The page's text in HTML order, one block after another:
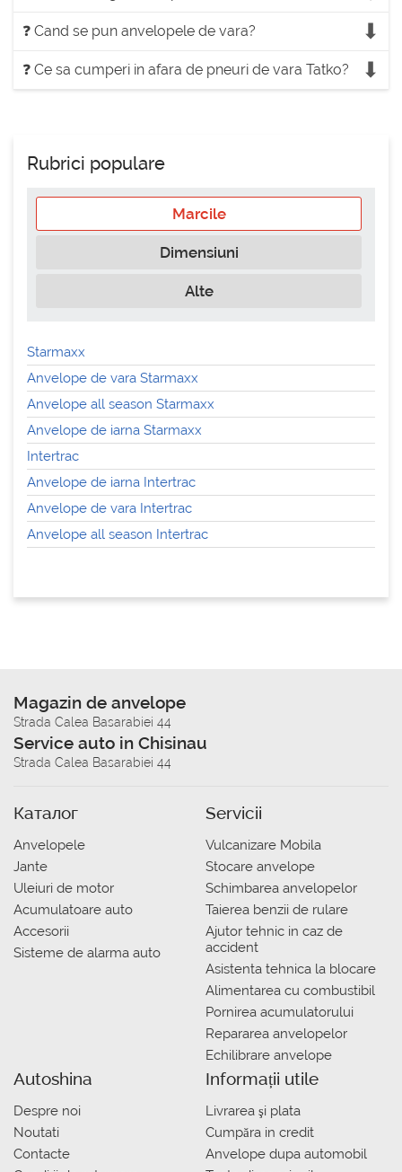
❓ Cand se pun anvelopele de vara?
❓ Ce sa cumperi in afara de pneuri de vara Tatko?
Rubrici populare
Marcile
Dimensiuni
Alte
Starmaxx
Anvelope de vara Starmaxx
Anvelope all season Starmaxx
Anvelope de iarna Starmaxx
Intertrac
Anvelope de iarna Intertrac
Anvelope de vara Intertrac
Anvelope all season Intertrac
Magazin de anvelope
Strada Calea Basarabiei 44
Service auto in Chisinau
Strada Calea Basarabiei 44
Каталог
Anvelopele
Jante
Uleiuri de motor
Acumulatoare auto
Accesorii
Sisteme de alarma auto
Servicii
Vulcanizare Mobila
Stocare anvelope
Schimbarea anvelopelor
Taierea benzii de rulare
Ajutor tehnic in caz de
accident
Asistenta tehnica la blocare
Alimentarea cu combustibil
Pornirea acumulatorului
Repararea anvelopelor
Echilibrare anvelope
Autoshina
Despre noi
Noutati
Contacte
Informații utile
Livrarea şi plata
Сumpăra in credit
Anvelope dupa automobil